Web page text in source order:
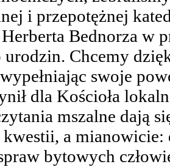
i przepotężnej
Bednorza w
Chcemy
swoje
dla Kościoła
mszalne dają
kwestii, a
bytowych